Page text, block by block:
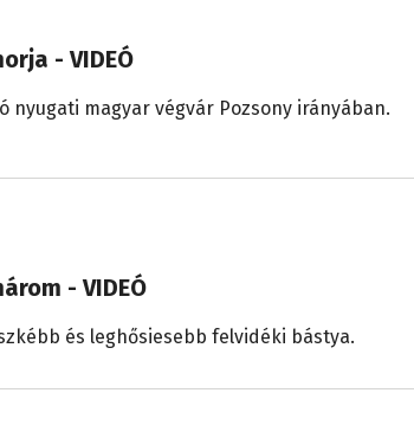
- VIDEÓ
nyugati magyar végvár Pozsony irányában.
- VIDEÓ
és leghősiesebb felvidéki bástya.